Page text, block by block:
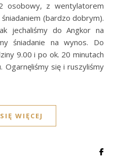
osobowy, z wentylatorem
śniadaniem (bardzo dobrym).
jechaliśmy do Angkor na
śniadanie na wynos. Do
9.00 i po ok. 20 minutach
Ogarnęliśmy się i ruszyliśmy
WIĘCEJ